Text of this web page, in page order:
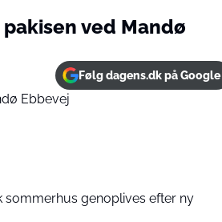
ved Mandø
Følg dagens.dk på Google
sommerhus genoplives efter ny